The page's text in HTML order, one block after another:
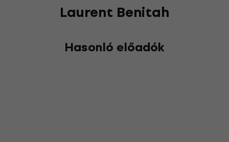
Laurent Benitah
Hasonló előadók